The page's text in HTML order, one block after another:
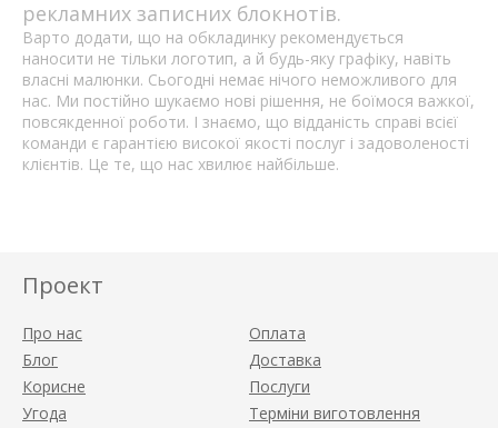
рекламних записних блокнотів.
Варто додати, що на обкладинку рекомендується
наносити не тільки логотип, а й будь-яку графіку, навіть
власні малюнки. Сьогодні немає нічого неможливого для
нас. Ми постійно шукаємо нові рішення, не боїмося важкої,
повсякденної роботи. І знаємо, що відданість справі всієї
команди є гарантією високої якості послуг і задоволеності
клієнтів. Це те, що нас хвилює найбільше.
Проект
Про нас
Блог
Корисне
Угода
Оплата
Доставка
Послуги
Терміни виготовлення